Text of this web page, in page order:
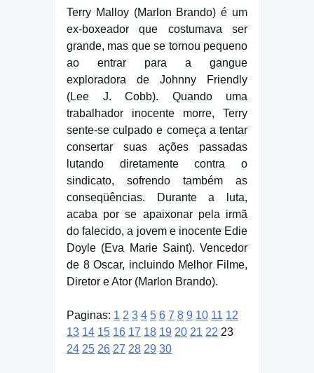
Terry Malloy (Marlon Brando) é um
ex-boxeador que costumava ser
grande, mas que se tornou pequeno
ao entrar para a gangue
exploradora de Johnny Friendly
(Lee J. Cobb). Quando uma
trabalhador inocente morre, Terry
sente-se culpado e começa a tentar
consertar suas ações passadas
lutando diretamente contra o
sindicato, sofrendo também as
conseqüências. Durante a luta,
acaba por se apaixonar pela irmã
do falecido, a jovem e inocente Edie
Doyle (Eva Marie Saint). Vencedor
de 8 Oscar, incluindo Melhor Filme,
Diretor e Ator (Marlon Brando).
Paginas: 1 2 3 4 5 6 7 8 9 10 11 12
13 14 15 16 17 18 19 20 21 22 23
24 25 26 27 28 29 30